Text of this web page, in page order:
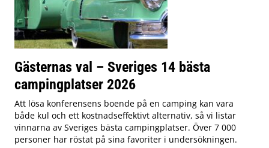
Gästernas val – Sveriges 14 bästa
campingplatser 2026
Att lösa konferensens boende på en camping kan vara
både kul och ett kostnadseffektivt alternativ, så vi listar
vinnarna av Sveriges bästa campingplatser. Över 7 000
personer har röstat på sina favoriter i undersökningen.